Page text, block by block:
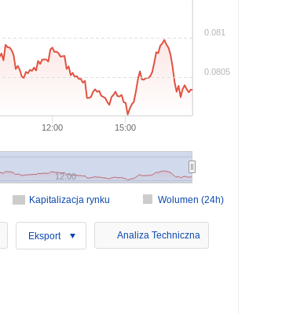
Kapitalizacja rynku Wolumen (24h)
12:00 15:00
12:00
0.0805
0.081
Eksport Analiza Techniczna